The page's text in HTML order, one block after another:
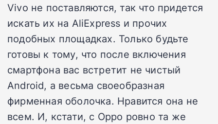
Vivo не поставляются, так что придется
искать их на AliExpress и прочих
подобных площадках. Только будьте
готовы к тому, что после включения
смартфона вас встретит не чистый
Android, а весьма своеобразная
фирменная оболочка. Нравится она не
всем. И, кстати, с Oppo ровно та же